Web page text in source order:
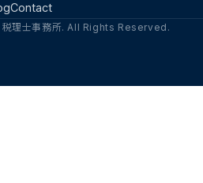
Contact
理士事務所. All Rights Reserved.